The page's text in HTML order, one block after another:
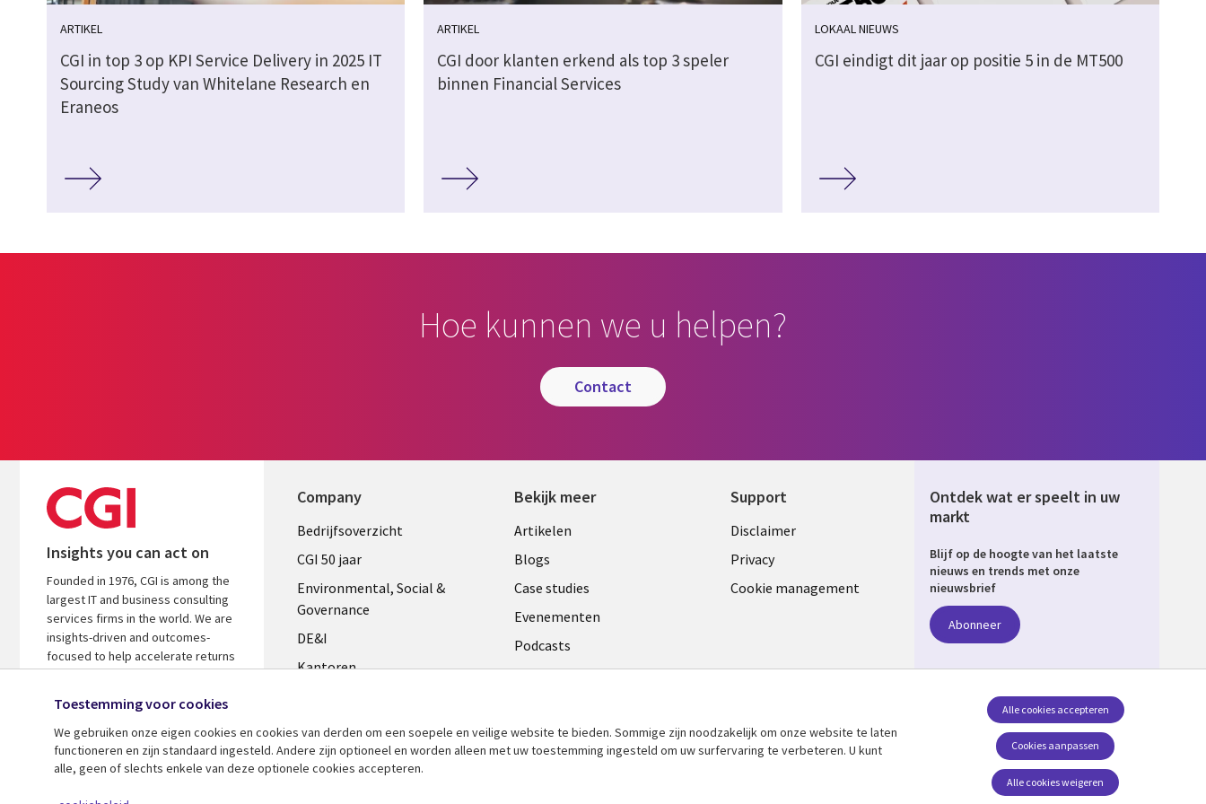
ARTIKEL
CGI in top 3 op KPI Service Delivery in 2025 IT
Sourcing Study van Whitelane Research en
Eraneos
ARTIKEL
CGI door klanten erkend als top 3 speler
binnen Financial Services
LOKAAL NIEUWS
CGI eindigt dit jaar op positie 5 in de MT500
Hoe kunnen we u helpen?
contact
Insights you can act on
Founded in 1976, CGI is among the
largest IT and business consulting
services firms in the world. We are
insights-driven and outcomes-
focused to help accelerate returns
on your investments.
Company
Useful
links
NETHERLANDS
Bedrijfsoverzicht
CGI 50 jaar
Environmental, Social &
Governance
DE&I
Kantoren
Media center
Alliances
Bekijk meer
Library
Links
NETHERLANDS
Artikelen
Blogs
Case studies
Evenementen
Podcasts
Viewpoints
Support
Legal
NETHERLANDS
Disclaimer
Privacy
Cookie management
Ontdek wat er speelt in uw
markt
Blijf op de hoogte van het laatste
nieuws en trends met onze
nieuwsbrief
Abonneer
Social Media NETHERLANDS
Toestemming voor cookies
We gebruiken onze eigen cookies en cookies van derden om een ​​soepele en veilige website te bieden. Sommige zijn noodzakelijk om onze website te laten
functioneren en zijn standaard ingesteld. Andere zijn optioneel en worden alleen met uw toestemming ingesteld om uw surfervaring te verbeteren. U kunt
alle, geen of slechts enkele van deze optionele cookies accepteren.
Cookies aanpassen
Alle cookies accepteren
Alle cookies weigeren